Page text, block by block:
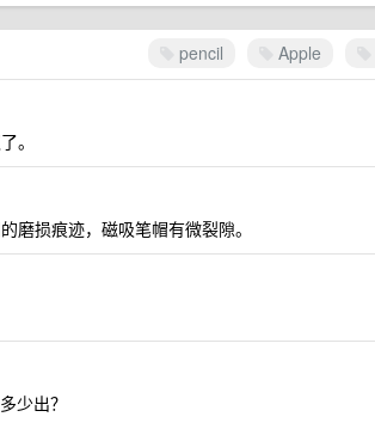
pencil Apple
。
磨损痕迹，磁吸笔帽有微裂隙。
少出？